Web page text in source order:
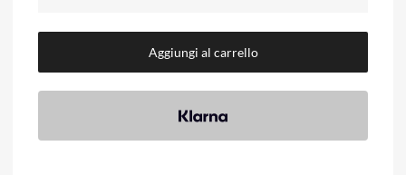
Aggiungi al carrello